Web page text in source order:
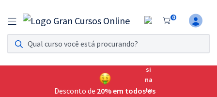
0
Assinatura Ilimitada 11
Acesso a todos os cursos. Teste grátis por 7 dias!
Assinatura OAB Até Passar
Acesso ilimitado a toda preparação para o Exame da
Desconto de 20% em todos os